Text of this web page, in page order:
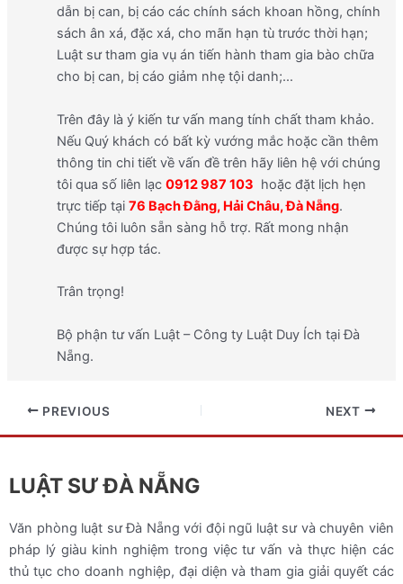
dẫn bị can, bị cáo các chính sách khoan hồng, chính
sách ân xá, đặc xá, cho mãn hạn tù trước thời hạn;
Luật sư tham gia vụ án tiến hành tham gia bào chữa
cho bị can, bị cáo giảm nhẹ tội danh;…
Trên đây là ý kiến tư vấn mang tính chất tham khảo.
Nếu Quý khách có bất kỳ vướng mắc hoặc cần thêm
thông tin chi tiết về vấn đề trên hãy liên hệ với chúng
tôi qua số liên lạc 0912 987 103 hoặc đặt lịch hẹn
trực tiếp tại 76 Bạch Đằng, Hải Châu, Đà Nẵng.
Chúng tôi luôn sẵn sàng hỗ trợ. Rất mong nhận
được sự hợp tác.
Trân trọng!
Bộ phận tư vấn Luật – Công ty Luật Duy Ích tại Đà
Nẵng.
PREVIOUS NEXT
LUẬT SƯ ĐÀ NẴNG
Văn phòng luật sư Đà Nẵng với đội ngũ luật sư và chuyên viên
pháp lý giàu kinh nghiệm trong việc tư vấn và thực hiện các
thủ tục cho doanh nghiệp, đại diện và tham gia giải quyết các